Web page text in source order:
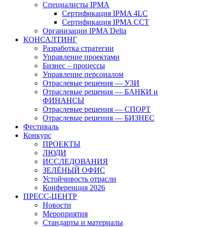
Специалисты IPMA
Сертификация IPMA 4LC
Сертификация IPMA CCT
Организации IPMA Delta
КОНСАЛТИНГ
Разработка стратегии
Управление проектами
Бизнес – процессы
Управление персоналом
Отраслевые решения — УЗИ
Отраслевые решения — БАНКИ и
ФИНАНСЫ
Отраслевые решения — СПОРТ
Отраслевые решения — БИЗНЕС
Фестиваль
Конкурс
ПРОЕКТЫ
ЛЮДИ
ИССЛЕДОВАНИЯ
ЗЕЛЁНЫЙ ОФИС
Устойчивость отрасли
Конференция 2026
ПРЕСС-ЦЕНТР
Новости
Мероприятия
Стандарты и материалы